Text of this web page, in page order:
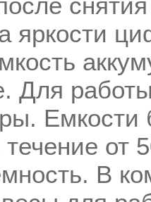
яркости
Для
Емкости
течение
В